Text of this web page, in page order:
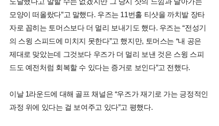
모양이 떠올랐다”고 말했다. 우즈는 11번홀 티샷을 까치발 장타
자로 꼽히는 토머스보다 더 멀리 보내기도 했다. 우즈는 “전성기
의 스윙 스피드에 미치지 못한다”고 했지만, 토머스는 “내 공은
제대로 맞았는데 그것보다 우즈가 더 멀리 보낸 것은 스윙 스피
드도 예전처럼 회복할 수 있다는 증거로 보인다”고 전했다.
이날 1라운드에 대해 골프 채널은 “우즈가 재기로 가는 긍정적인
과정 위에 있다는 걸 보여주고 있다”고 평했다.